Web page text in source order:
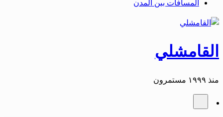
المسافات بين المدن
القامشلي
منذ ١٩٩٩ مستمرون